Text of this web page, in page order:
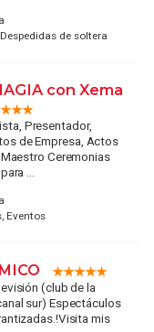
de soltera
con Xema
Presentador,
de Empresa, Actos
Ceremonias
...
Eventos
(club de la
sur) Espectáculos
mis